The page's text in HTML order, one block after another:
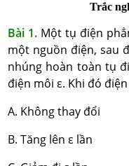
Trắc
Bài 1. Một tụ điện
một nguồn điện, sau
nhúng hoàn toàn tụ
điện môi ε. Khi đó
A. Không thay đổi
B. Tăng lên ε lần